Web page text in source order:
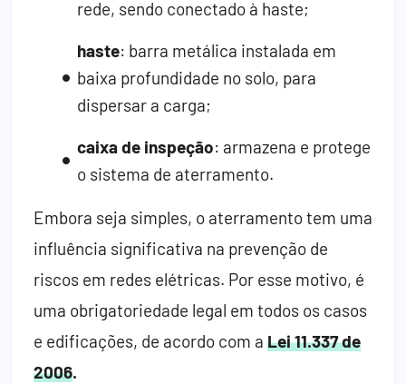
rede, sendo conectado à haste;
haste: barra metálica instalada em
baixa profundidade no solo, para
dispersar a carga;
caixa de inspeção: armazena e protege
o sistema de aterramento.
Embora seja simples, o aterramento tem uma
influência significativa na prevenção de
riscos em redes elétricas. Por esse motivo, é
uma obrigatoriedade legal em todos os casos
e edificações, de acordo com a Lei11.337 de
2006.